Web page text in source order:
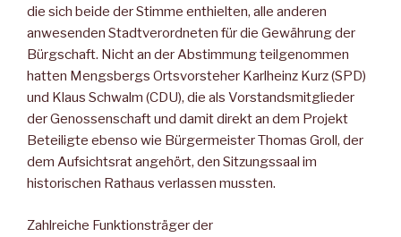
die sich beide der Stimme enthielten, alle anderen
anwesenden Stadtverordneten für die Gewährung der
Bürgschaft. Nicht an der Abstimmung teilgenommen
hatten Mengsbergs Ortsvorsteher Karlheinz Kurz (SPD)
und Klaus Schwalm (CDU), die als Vorstandsmitglieder
der Genossenschaft und damit direkt an dem Projekt
Beteiligte ebenso wie Bürgermeister Thomas Groll, der
dem Aufsichtsrat angehört, den Sitzungssaal im
historischen Rathaus verlassen mussten.
Zahlreiche Funktionsträger der